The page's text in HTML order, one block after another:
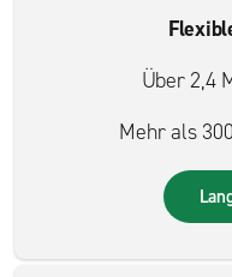
Über 2,4
Mehr als